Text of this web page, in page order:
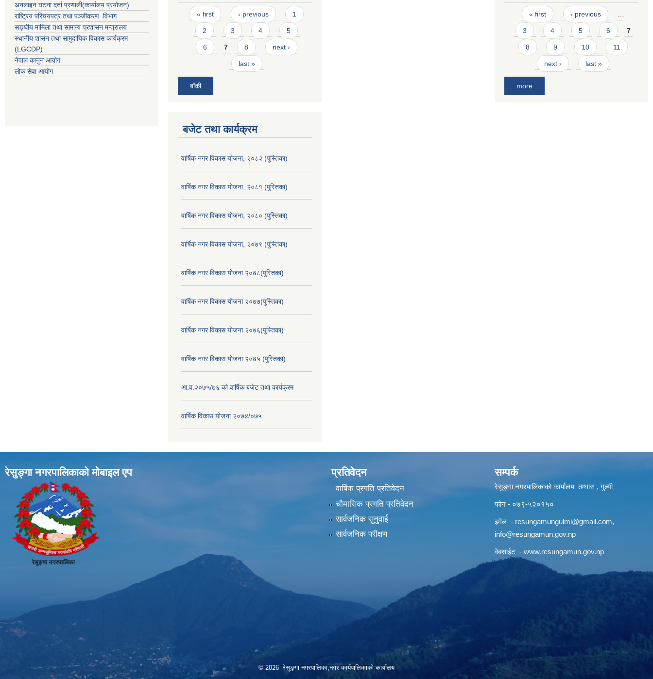
अनलाइन घटना दर्ता प्रणाली(कार्यालय प्रयोजन)
राष्ट्रिय परिचयपत्र तथा पञ्जीकरण विभाग
सङ्घीय मामिला तथा सामान्य प्रशासन मन्त्रालय
स्थानीय शासन तथा सामुदायिक विकास कार्यक्रम
(LGCDP)
नेपाल कानुन आयोग
लोक सेवा आयोग
Pages
« first ‹ previous 1
2 3 4 5
6 7 8 next ›
last »
बाँकी
बजेट तथा कार्यक्रम
वार्षिक नगर विकास योजना, २०८२ (पुस्तिका)
वार्षिक नगर विकास योजना, २०८१ (पुस्तिका)
वार्षिक नगर विकास योजना, २०८० (पुस्तिका)
वार्षिक नगर विकास योजना, २०७९ (पुस्तिका)
वार्षिक नगर विकास योजना २०७८(पुस्तिका)
वार्षिक नगर विकास योजना २०७७(पुस्तिका)
वार्षिक नगर विकास योजना २०७६(पुस्तिका)
वार्षिक नगर विकास योजना २०७५ (पुस्तिका)
आ.व.२०७५/७६ को वार्षिक बजेट तथा कार्यक्रम
वार्षिक विकास योजना २०७४/०७५
Pages
« first ‹ previous
3 4 5 6 7
8 9 10 11
next › last »
more
रेसुङ्गा नगरपालिकाकाे माेबाइल एप प्रतिवेदन
वार्षिक प्रगति प्रतिवेदन
चौमासिक प्रगति प्रतिवेदन
सार्वजनिक सुनुवाई
सार्वजनिक परीक्षण
सम्पर्क
रेसुङ्गा नगरपालिकाको कार्यालय तम्घास , गुल्मी
फोन - ०७९-५२०१५०
इमेल - resungamungulmi@gmail.com,
info@resungamun.gov.np
वेबसाईट - www.resungamun.gov.np
© 2026 रेसुङ्गा नगरपालिका,नगर कार्यपालिकाको कार्यालय